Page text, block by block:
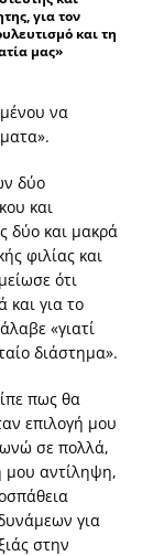
για τον
και τη
μας»
να
δύο
και
δύο και μακρά
φιλίας και
ότι
και για το
«γιατί
διάστημα».
πως θα
επιλογή μου
σε πολλά,
μου αντίληψη,
για
στην